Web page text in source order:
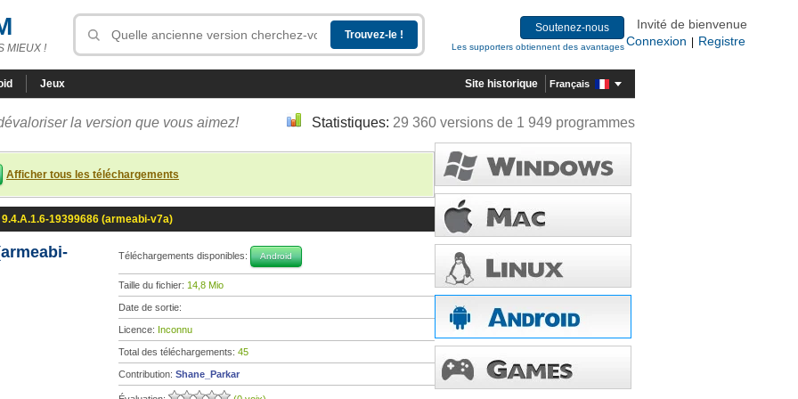
MIEUX !
Soutenez-nous
Les supporters obtiennent des avantages
Invité de bienvenue
Connexion
Registre
Jeux Site historique Français
la version que vous aimez! Statistiques: 29 360 versions de 1 949 programmes
Afficher tous les téléchargements
19399686 (armeabi-v7a)
Téléchargements disponibles: Android
Taille du fichier: 14,8 Mio
Date de sortie:
Licence: Inconnu
Total des téléchargements: 45
Contribution: Shane_Parkar